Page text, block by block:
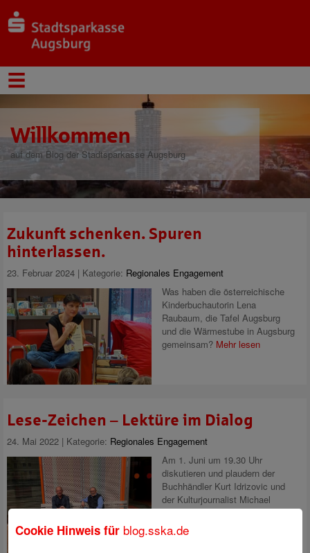
Willkommen
auf dem Blog der Stadtsparkasse Augsburg
Zukunft schenken. Spuren
hinterlassen.
23. Februar 2024 | Kategorie: Regionales Engagement
Was haben die österreichische
Kinderbuchautorin Lena
Raubaum, die Tafel Augsburg
und die Wärmestube in Augsburg
gemeinsam? Mehr lesen
Lese-Zeichen – Lektüre im Dialog
24. Mai 2022 | Kategorie: Regionales Engagement
Am 1. Juni um 19.30 Uhr
diskutieren und plaudern der
Buchhändler Kurt Idrizovic und
der Kulturjournalist Michael
Schreiner wieder in der
Stadtbücherei (live und digital)
über ihre Lektüren,
Cookie Hinweis für blog.sska.de